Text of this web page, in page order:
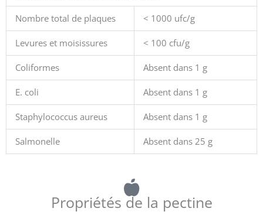
Nombre total de plaques < 1000 ufc/g
Levures et moisissures < 100 cfu/g
Coliformes Absent dans 1 g
E. coli Absent dans 1 g
Staphylococcus aureus Absent dans 1 g
Salmonelle Absent dans 25 g
Propriétés de la pectine